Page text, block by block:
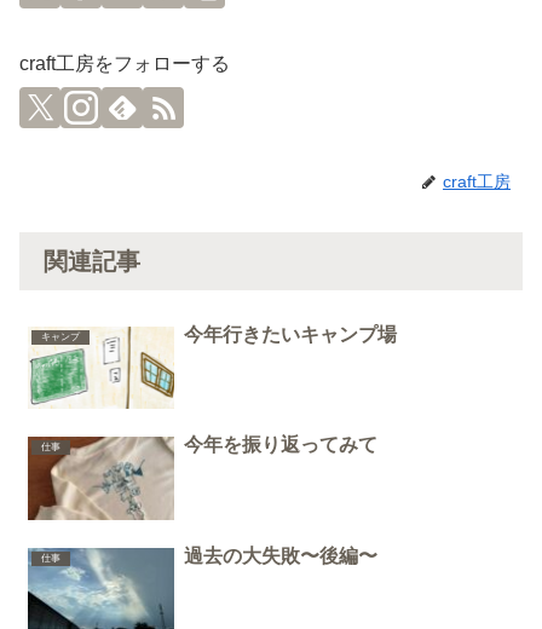
craft工房をフォローする
craft工房
関連記事
キャンプ 今年行きたいキャンプ場
仕事 今年を振り返ってみて
仕事 過去の大失敗〜後編〜